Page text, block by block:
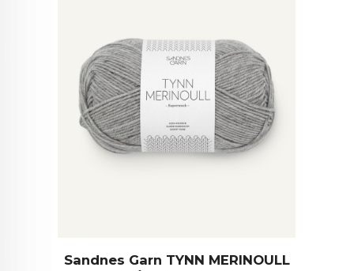
Sandnes Garn TYNN MERINOULL